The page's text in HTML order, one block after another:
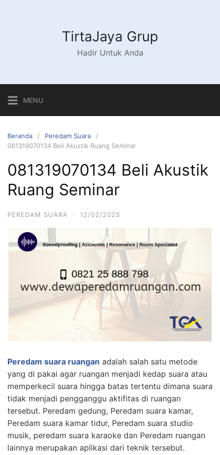
TirtaJaya Grup
Hadir Untuk Anda
MENU
Beranda
Peredam Suara
081319070134 Beli Akustik Ruang Seminar
081319070134 Beli Akustik
Ruang Seminar
PEREDAM SUARA · 12/02/2025
Peredam suara ruangan adalah salah satu metode
yang di pakai agar ruangan menjadi kedap suara atau
memperkecil suara hingga batas tertentu dimana suara
tidak menjadi pengganggu aktifitas di ruangan
tersebut. Peredam gedung, Peredam suara kamar,
Peredam suara kamar tidur, Peredam suara studio
musik, peredam suara karaoke dan Peredam ruangan
lainnya merupakan aplikasi dari teknik tersebut.